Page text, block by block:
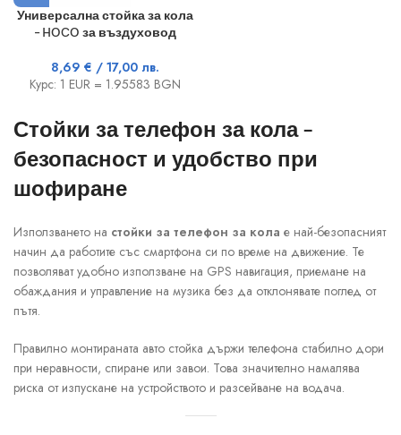
Универсална стойка за кола
– HOCO за въздуховод
8,69 € / 17,00 лв.
Курс: 1 EUR = 1.95583 BGN
Стойки за телефон за кола –
безопасност и удобство при
шофиране
Използването на стойки за телефон за кола е най-безопасният
начин да работите със смартфона си по време на движение. Те
позволяват удобно използване на GPS навигация, приемане на
обаждания и управление на музика без да отклонявате поглед от
пътя.
Правилно монтираната авто стойка държи телефона стабилно дори
при неравности, спиране или завои. Това значително намалява
риска от изпускане на устройството и разсейване на водача.